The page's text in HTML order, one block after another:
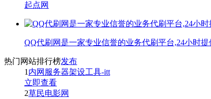
起点网
QQ代刷网是一家专业信誉的业务代刷平台,24小时
热门网站排行榜发布
1 内网服务器架设工具-itt
立即查看
2草民电影网